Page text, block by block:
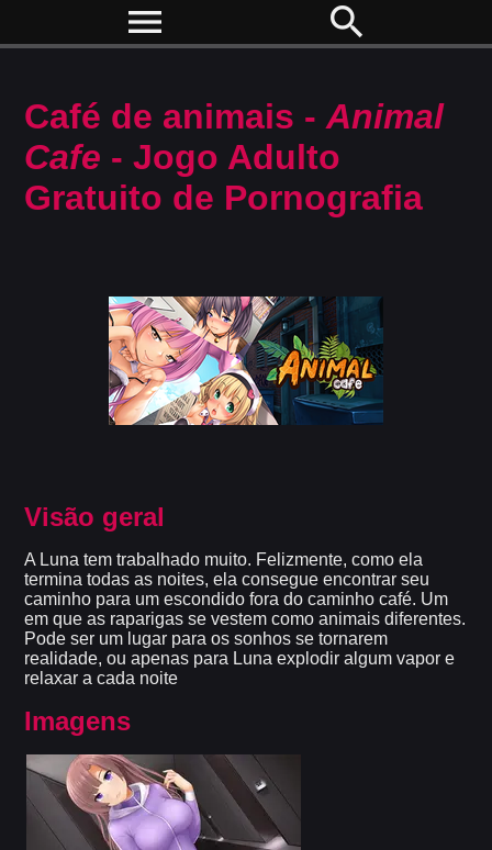
menu search
Café de animais -Animal
Cafe - Jogo Adulto
Gratuito de Pornografia
Visão geral
A Luna tem trabalhado muito. Felizmente, como ela
termina todas as noites, ela consegue encontrar seu
caminho para um escondido fora do caminho café. Um
em que as raparigas se vestem como animais diferentes.
Pode ser um lugar para os sonhos se tornarem
realidade, ou apenas para Luna explodir algum vapor e
relaxar a cada noite
Imagens